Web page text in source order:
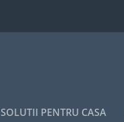
SOLUTII PENTRU CASA